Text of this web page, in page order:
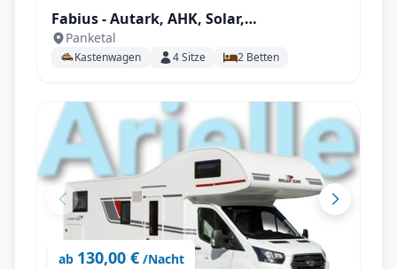
Fabius - Autark, AHK, Solar,
Fahrradträger, Markise, Campingsset
uvm.
Panketal
Kastenwagen 4Sitze 2 Betten
ab 130,00 € /Nacht